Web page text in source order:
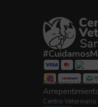
Aceptamos todos
Centro